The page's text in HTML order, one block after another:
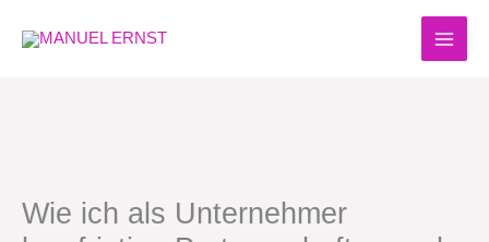
Inhalt
Wie ich als Unternehmer